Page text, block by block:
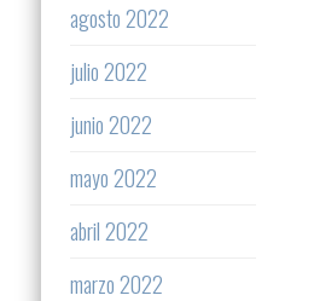
agosto 2022
julio 2022
junio 2022
mayo 2022
abril 2022
marzo 2022